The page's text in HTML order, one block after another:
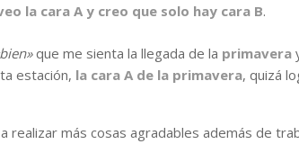
la cara A y creo que solo hay cara B.
que me sienta la llegada de la primavera
estación, la cara A de la primavera, quizá
realizar más cosas agradables además de